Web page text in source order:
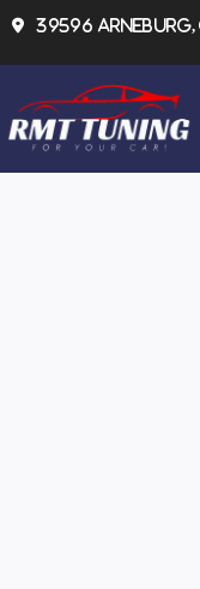
Zum39596 Arneburg,